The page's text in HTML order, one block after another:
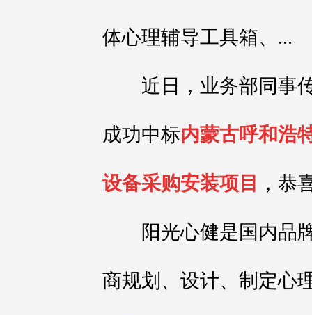
体心理辅导工具箱、...
近日，业务部同事传
成功中标内蒙古呼和浩
设备采购安装项目 ，恭
阳光心健是国内品牌
商规划、设计、制定心